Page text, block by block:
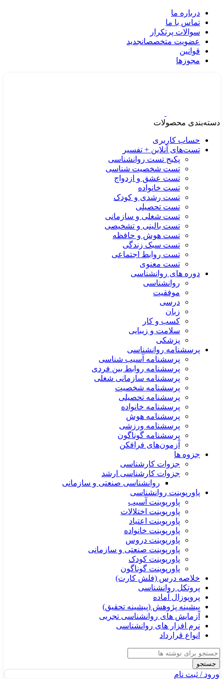
درباره ما
تماس با ما
سوالات پرتکرار
عضویت متخصصانجدید
قوانین
مجوزها
دسته‌بندی محصولات
حساب کاربری
تست‌های آنلاین + تفسیر
پکیج تست روانشناسی
تست شخصیت شناسی
تست عشق و ازدواج
تست خانواده
تست رشدی و کودک
تست تحصیلی
تست شغلی و سازمانی
تست بالینی و تشخیصی
تست هوش و حافظه
تست سبک زندگی
تست روابط اجتماعی
تست معنوی
دوره های روانشناسی
روانشناسی
موفقیت
درسی
زبان
کسب و کار
سلامت و زیبایی
پزشکی
پرسشنامه روانشناسی
پرسشنامه آسیب شناسی
پرسشنامه روابط بین فردی
پرسشنامه سازمانی شغلی
پرسشنامه شخصیت
پرسشنامه تحصیلی
پرسشنامه خانواده
پرسشنامه هوش
پرسشنامه ورزشی
پرسشنامه گوناگون
آزمون‌های فرافکن
جزوه ها
جزوات کارشناسی
جزوات کارشناسی ارشد
روانشناسی صنعتی و سازمانی
پاورپوینت روانشناسی
پاورپوینت آسیب
پاورپوینت اختلالات
پاورپوینت اعتیاد
پاورپوینت خانواده
پاورپوینت دروس
پاورپوینت صنعتی و سازمانی
پاورپوینت کودک
پاورپوینت گوناگون
خلاصه درس (فلش کارت)
پروتکل روانشناسی
پروپوزال آماده
پیشینه پژوهش (پیشینه تحقیق)
آزمایش های روانشناسی تجربی
نرم افزار های روانشناسی
انواع قرارداد
جستجو
ورود / ثبت نام